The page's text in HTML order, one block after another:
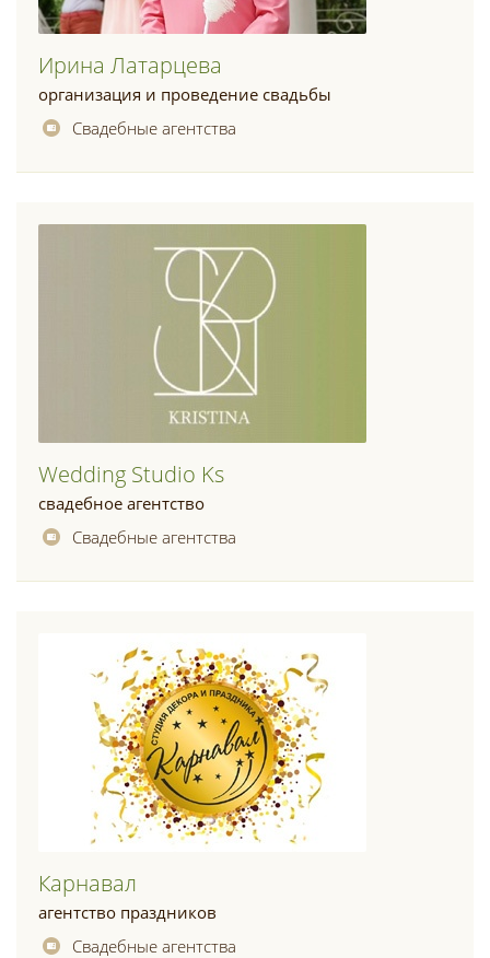
Ирина Латарцева
организация и проведение свадьбы
Свадебные агентства
Wedding Studio Ks
свадебное агентство
Свадебные агентства
Карнавал
агентство праздников
Свадебные агентства